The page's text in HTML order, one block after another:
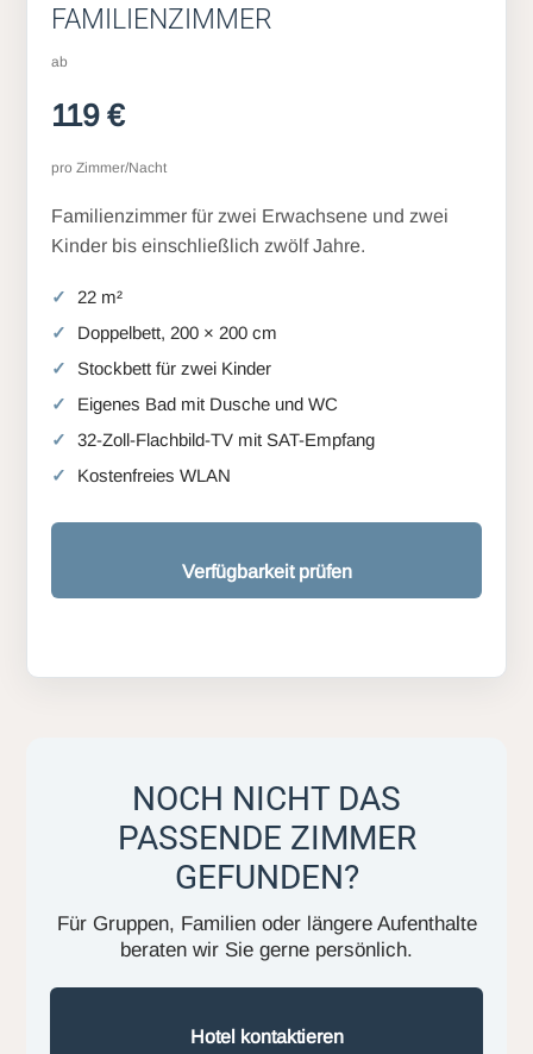
FAMILIENZIMMER
ab
119 €
pro Zimmer/Nacht
Familienzimmer für zwei Erwachsene und zwei
Kinder bis einschließlich zwölf Jahre.
22 m²
Doppelbett, 200 × 200 cm
Stockbett für zwei Kinder
Eigenes Bad mit Dusche und WC
32-Zoll-Flachbild-TV mit SAT-Empfang
Kostenfreies WLAN
Verfügbarkeit prüfen
NOCH NICHT DAS
PASSENDE ZIMMER
GEFUNDEN?
Für Gruppen, Familien oder längere Aufenthalte
beraten wir Sie gerne persönlich.
Hotel kontaktieren